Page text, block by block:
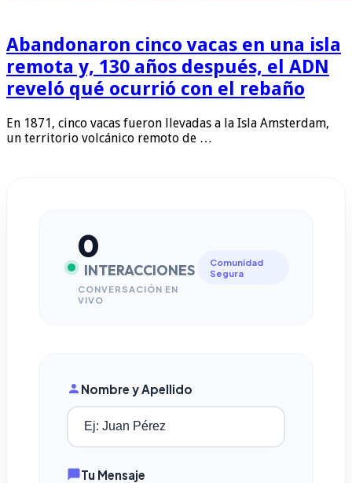
Abandonaron cinco vacas en una isla
remota y, 130 años después, el ADN
reveló qué ocurrió con el rebaño
En 1871, cinco vacas fueron llevadas a la Isla Amsterdam,
un territorio volcánico remoto de …
0
INTERACCIONES
CONVERSACIÓN EN
VIVO
Comunidad
Segura
Nombre y Apellido
Tu Mensaje